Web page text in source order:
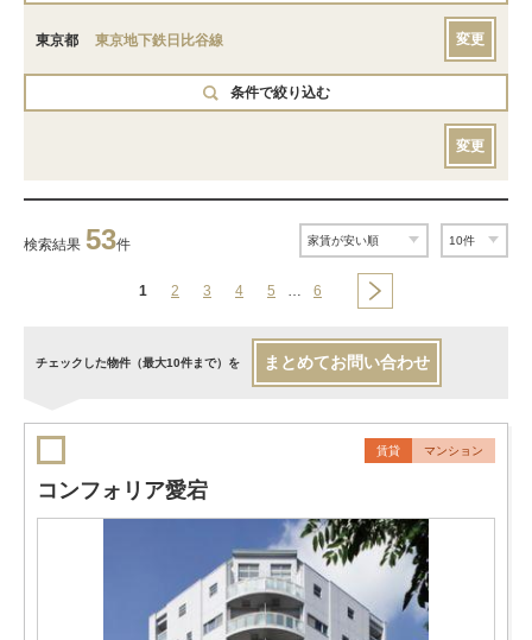
東京都 東京地下鉄日比谷線 変更
条件で絞り込む
変更
検索結果 53件
1 2 3 4 5 … 6
チェックした物件（最大10件まで）を まとめてお問い合わせ
賃貸 マンション
コンフォリア愛宕